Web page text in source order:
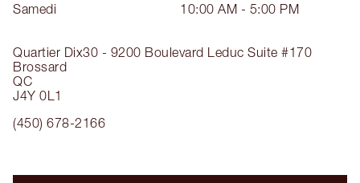
Quartier Dix30 - 9200 Boulevard Leduc Suite #170
Brossard
QC
J4Y 0L1
(450) 678-2166
Samedi
10:00 AM - 5:00 PM